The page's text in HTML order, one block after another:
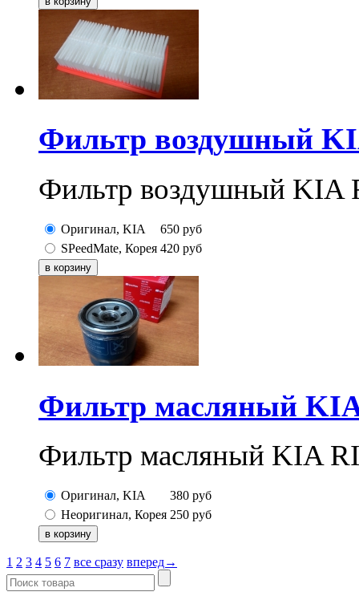
Фильтр воздушный
Фильтр воздушный KIA
Оригинал, KIA 650 руб
SPeedMate, Корея 420 руб
Фильтр масляный
Фильтр масляный KIA
Оригинал, KIA 380 руб
Неоригинал, Корея 250 руб
1 2 3 4 5 6 7 все сразу вперед→